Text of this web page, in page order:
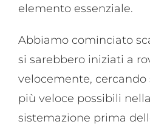
elemento essenziale.
Abbiamo cominciato
si sarebbero iniziati a
velocemente, cercando
più veloce possibili
sistemazione prima